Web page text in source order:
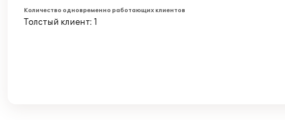
Количество одновременно работающих клиентов
Толстый клиент: 1